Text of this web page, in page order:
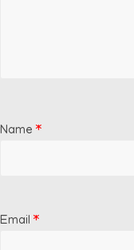
Name *
Email *